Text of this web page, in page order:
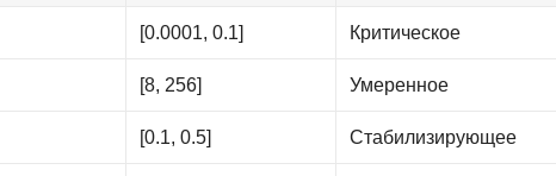
[0.0001, 0.1] Критическое
[8, 256] Умеренное
[0.1, 0.5] Стабилизирующее